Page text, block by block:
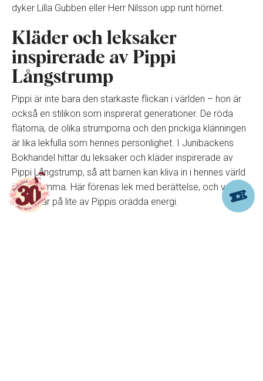
dyker Lilla Gubben eller Herr Nilsson upp runt hörnet.
Kläder och leksaker
inspirerade av Pippi
Långstrump
Pippi är inte bara den starkaste flickan i världen – hon är
också en stilikon som inspirerat generationer. De röda
flätorna, de olika strumporna och den prickiga klänningen
är lika lekfulla som hennes personlighet. I Junibackens
Bokhandel hittar du leksaker och kläder inspirerade av
Pippi Långstrump, så att barnen kan kliva in i hennes värld
även hemma. Här förenas lek med berättelse, och varje
detalj bär på lite av Pippis orädda energi.